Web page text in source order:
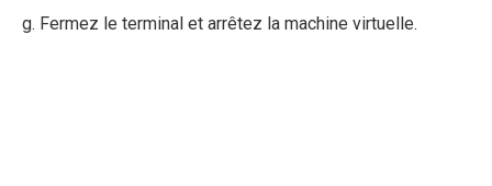
g. Fermez le terminal et arrêtez la machine virtuelle.